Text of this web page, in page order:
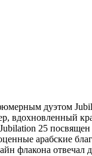
дуэтом
25
арабские
флакона